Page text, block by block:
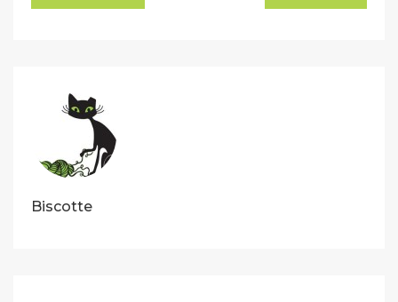
de
Biscotte